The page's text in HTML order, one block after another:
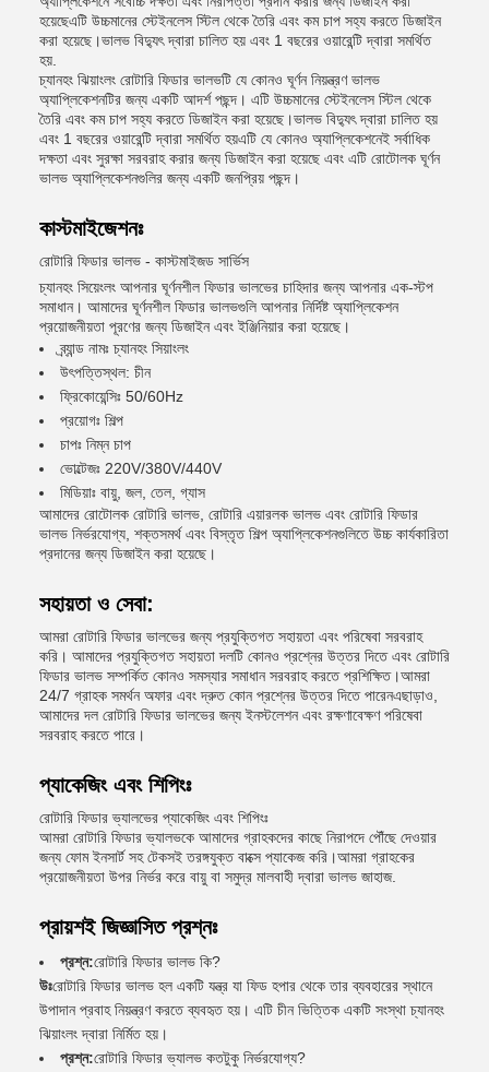
হয়েছেএটি উচ্চমানের স্টেইনলেস স্টিল থেকে তৈরি এবং কম চাপ সহ্য করতে ডিজাইন
করা হয়েছে।ভালভ বিদ্যুৎ দ্বারা চালিত হয় এবং 1 বছরের ওয়ারেন্টি দ্বারা সমর্থিত
হয়.
চ্যানহং ঝিয়াংলং রোটারি ফিডার ভালভটি যে কোনও ঘূর্ণন নিয়ন্ত্রণ ভালভ
অ্যাপ্লিকেশনটির জন্য একটি আদর্শ পছন্দ। এটি উচ্চমানের স্টেইনলেস স্টিল থেকে
তৈরি এবং কম চাপ সহ্য করতে ডিজাইন করা হয়েছে।ভালভ বিদ্যুৎ দ্বারা চালিত হয়
এবং 1 বছরের ওয়ারেন্টি দ্বারা সমর্থিত হয়এটি যে কোনও অ্যাপ্লিকেশনেই সর্বাধিক
দক্ষতা এবং সুরক্ষা সরবরাহ করার জন্য ডিজাইন করা হয়েছে এবং এটি রোটোলক ঘূর্ণন
ভালভ অ্যাপ্লিকেশনগুলির জন্য একটি জনপ্রিয় পছন্দ।
কাস্টমাইজেশনঃ
রোটারি ফিডার ভালভ - কাস্টমাইজড সার্ভিস
চ্যানহং সিয়েংলং আপনার ঘূর্ণনশীল ফিডার ভালভের চাহিদার জন্য আপনার এক-স্টপ
সমাধান। আমাদের ঘূর্ণনশীল ফিডার ভালভগুলি আপনার নির্দিষ্ট অ্যাপ্লিকেশন
প্রয়োজনীয়তা পূরণের জন্য ডিজাইন এবং ইঞ্জিনিয়ার করা হয়েছে।
ব্র্যান্ড নামঃ চ্যানহং সিয়াংলং
উৎপত্তিস্থল: চীন
ফ্রিকোয়েন্সিঃ 50/60Hz
প্রয়োগঃ শিল্প
চাপঃ নিম্ন চাপ
ভোল্টেজঃ 220V/380V/440V
মিডিয়াঃ বায়ু, জল, তেল, গ্যাস
আমাদের রোটোলক রোটারি ভালভ, রোটারি এয়ারলক ভালভ এবং রোটারি ফিডার
ভালভ নির্ভরযোগ্য, শক্তসমর্থ এবং বিস্তৃত শিল্প অ্যাপ্লিকেশনগুলিতে উচ্চ কার্যকারিতা
প্রদানের জন্য ডিজাইন করা হয়েছে।
সহায়তা ও সেবা:
আমরা রোটারি ফিডার ভালভের জন্য প্রযুক্তিগত সহায়তা এবং পরিষেবা সরবরাহ
করি। আমাদের প্রযুক্তিগত সহায়তা দলটি কোনও প্রশ্নের উত্তর দিতে এবং রোটারি
ফিডার ভালভ সম্পর্কিত কোনও সমস্যার সমাধান সরবরাহ করতে প্রশিক্ষিত।আমরা
24/7 গ্রাহক সমর্থন অফার এবং দ্রুত কোন প্রশ্নের উত্তর দিতে পারেনএছাড়াও,
আমাদের দল রোটারি ফিডার ভালভের জন্য ইনস্টলেশন এবং রক্ষণাবেক্ষণ পরিষেবা
সরবরাহ করতে পারে।
প্যাকেজিং এবং শিপিংঃ
রোটারি ফিডার ভ্যালভের প্যাকেজিং এবং শিপিংঃ
আমরা রোটারি ফিডার ভ্যালভকে আমাদের গ্রাহকদের কাছে নিরাপদে পৌঁছে দেওয়ার
জন্য ফোম ইনসার্ট সহ টেকসই তরঙ্গযুক্ত বাক্সে প্যাকেজ করি।আমরা গ্রাহকের
প্রয়োজনীয়তা উপর নির্ভর করে বায়ু বা সমুদ্র মালবাহী দ্বারা ভালভ জাহাজ.
প্রায়শই জিজ্ঞাসিত প্রশ্নঃ
প্রশ্ন:রোটারি ফিডার ভালভ কি?
উঃরোটারি ফিডার ভালভ হল একটি যন্ত্র যা ফিড হপার থেকে তার ব্যবহারের স্থানে
উপাদান প্রবাহ নিয়ন্ত্রণ করতে ব্যবহৃত হয়। এটি চীন ভিত্তিক একটি সংস্থা চ্যানহং
ঝিয়াংলং দ্বারা নির্মিত হয়।
প্রশ্ন:রোটারি ফিডার ভ্যালভ কতটুকু নির্ভরযোগ্য?